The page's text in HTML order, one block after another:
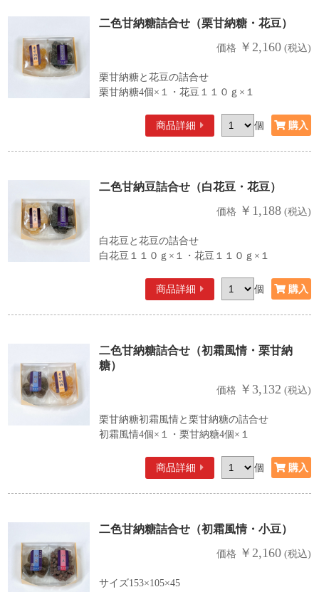
二色甘納糖詰合せ（栗甘納糖・花豆）
価格 ￥2,160(税込)
栗甘納糖と花豆の詰合せ
栗甘納糖4個×１・花豆１１０ｇ×１
商品詳細 個
二色甘納豆詰合せ（白花豆・花豆）
価格 ￥1,188(税込)
白花豆と花豆の詰合せ
白花豆１１０ｇ×１・花豆１１０ｇ×１
商品詳細 個
二色甘納糖詰合せ（初霜風情・栗甘納
糖）
価格 ￥3,132 (税込)
栗甘納糖初霜風情と栗甘納糖の詰合せ
初霜風情4個×１・栗甘納糖4個×１
商品詳細 個
二色甘納糖詰合せ（初霜風情・小豆）
価格 ￥2,160(税込)
サイズ153×105×45